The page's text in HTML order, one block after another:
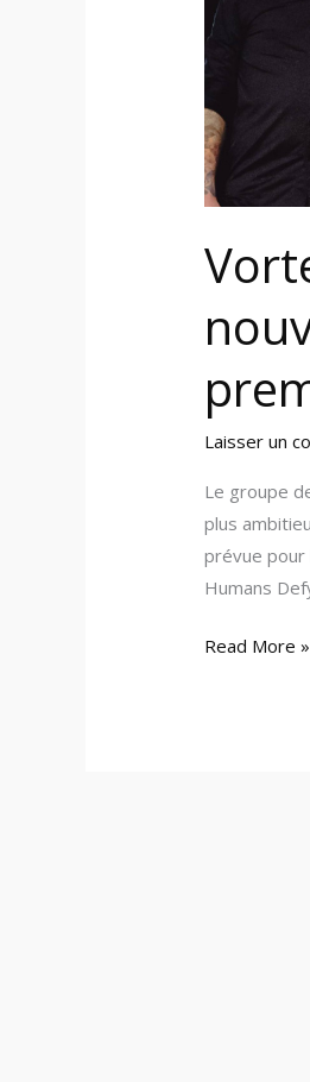
Laisser un
Le groupe
plus
prévue pour
Humans
« Alien
Realms »
premier
extrait
Read More »